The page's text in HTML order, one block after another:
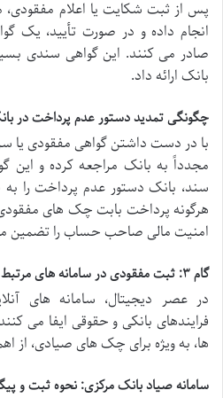
پس از ثبت شکایت یا اعلام مفقودی،
انجام داده و در صورت تأیید، یک
صادر می کنند. این گواهی سندی
بانک ارائه داد.
چگونگی تمدید دستور عدم پرداخت در
با در دست داشتن گواهی مفقودی یا
مجدداً به بانک مراجعه کرده و این
سند، بانک دستور عدم پرداخت را
هرگونه پرداخت بابت چک های
امنیت مالی صاحب حساب را تضمین
گام ۳: ثبت مفقودی در سامانه های مرتبط (به ویژه برای چک های صیادی)
در عصر دیجیتال، سامانه های
فرایندهای بانکی و حقوقی ایفا می
ها، به ویژه برای چک های صیادی، از
سامانه صیاد بانک مرکزی: نحوه ثبت